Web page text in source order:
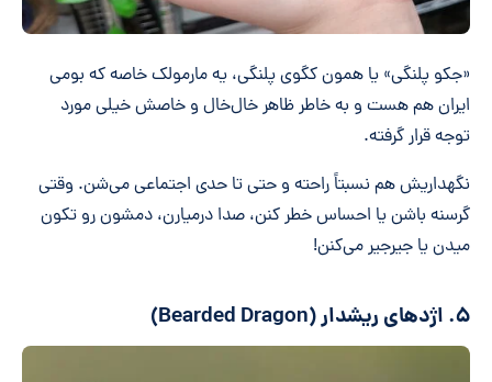
«جکو پلنگی» یا همون کگوی پلنگی، یه مارمولک خاصه که بومی
ایران هم هست و به خاطر ظاهر خال‌خال و خاصش خیلی مورد
توجه قرار گرفته.
نگهداریش هم نسبتاً راحته و حتی تا حدی اجتماعی می‌شن. وقتی
گرسنه باشن یا احساس خطر کنن، صدا درمیارن، دمشون رو تکون
میدن یا جیرجیر می‌کنن!
۵. اژدهای ریشدار (Bearded Dragon)